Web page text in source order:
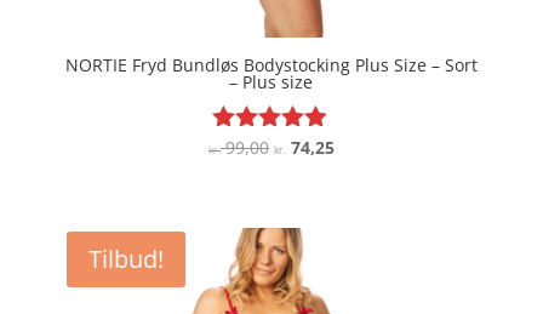
NORTIE Fryd Bundløs Bodystocking Plus Size – Sort
– Plus size
Vurderet
kr.99,00 Den
var:
kr. 99,00.
kr.74,25Den
Tilbud!